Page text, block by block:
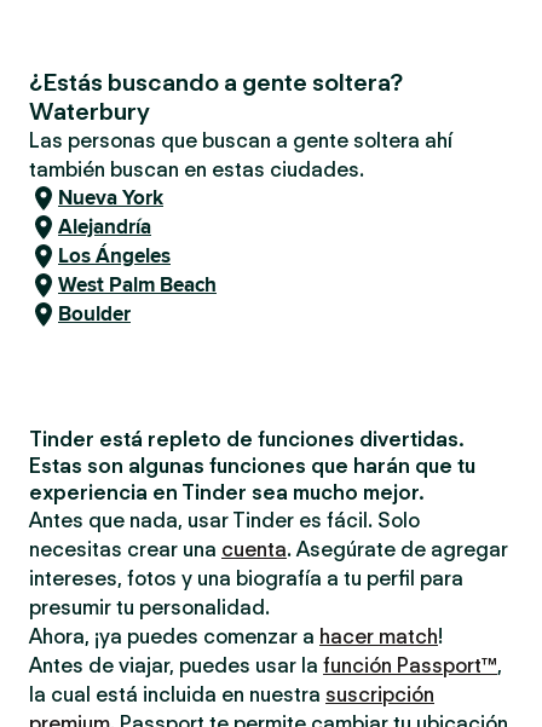
¿Estás buscando a gente soltera?
Waterbury
Las personas que buscan a gente soltera ahí
también buscan en estas ciudades.
Nueva York
Alejandría
Los Ángeles
West Palm Beach
Boulder
Tinder está repleto de funciones divertidas.
Estas son algunas funciones que harán que tu
experiencia en Tinder sea mucho mejor.
Antes que nada, usar Tinder es fácil. Solo
necesitas crear una cuenta. Asegúrate de agregar
intereses, fotos y una biografía a tu perfil para
presumir tu personalidad.
Ahora, ¡ya puedes comenzar a hacer match!
Antes de viajar, puedes usar la función Passport™,
la cual está incluida en nuestra suscripción